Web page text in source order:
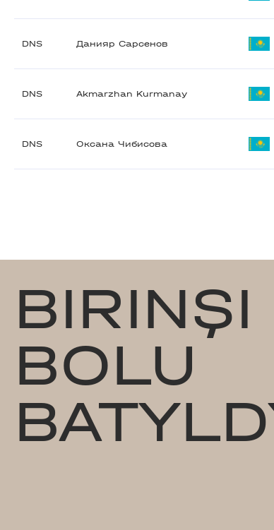
DNS Данияр Сарсенов
DNS Akmarzhan Kurmanay
DNS Оксана Чибисова
BIRINŞI
BOLU